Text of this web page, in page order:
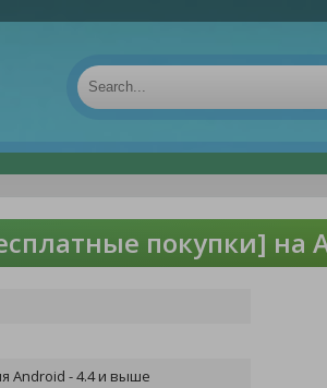
покупки] на
Android - 4.4 и выше